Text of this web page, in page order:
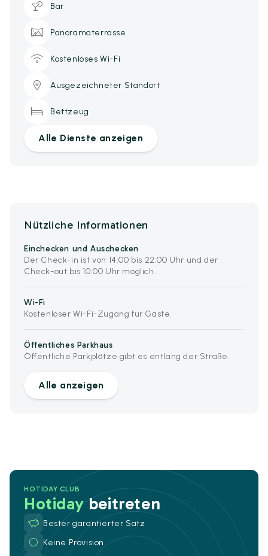
Bar
Panoramaterrasse
Kostenloses Wi-Fi
Ausgezeichneter Standort
Bettzeug
Alle Dienste anzeigen
Nützliche Informationen
Einchecken und Auschecken
Der Check-in ist von 14:00 bis 22:00 Uhr und der
Check-out bis 10:00 Uhr möglich.
Wi-Fi
Kostenloser Wi-Fi-Zugang für Gäste.
Öffentliches Parkhaus
Öffentliche Parkplätze gibt es entlang der Straße.
Alle anzeigen
HOTIDAY CLUB
Hotidaybeitreten
Bester garantierter Satz
Keine Provision